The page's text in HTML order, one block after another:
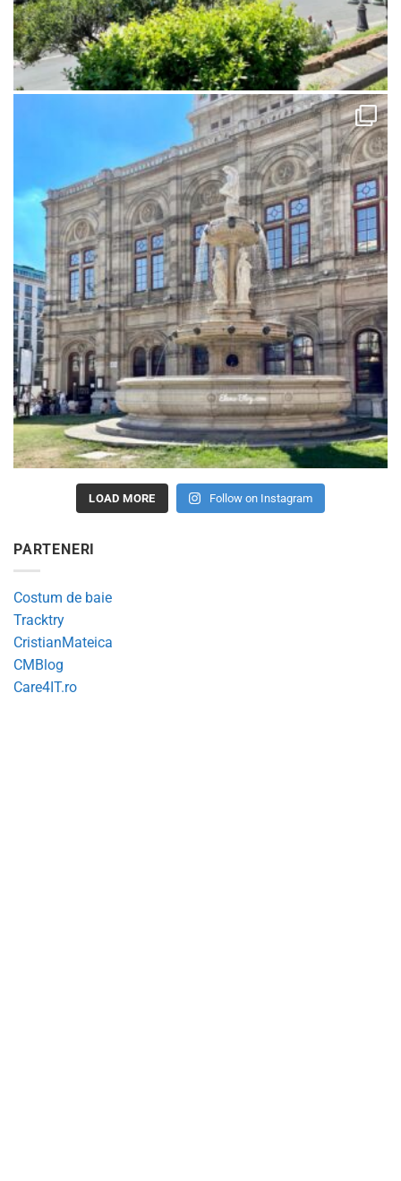
LOAD MORE Follow on Instagram
PARTENERI
Costum de baie
Tracktry
CristianMateica
CMBlog
Care4IT.ro